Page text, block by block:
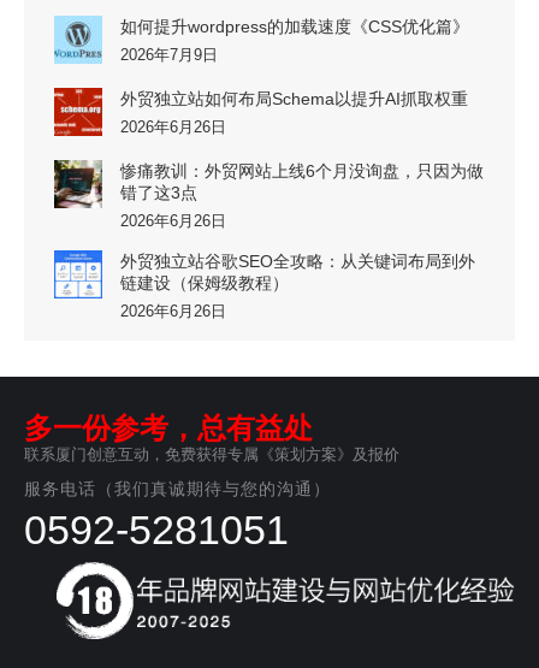
如何提升wordpress的加载速度《CSS优化篇》
2026年7月9日
外贸独立站如何布局Schema以提升AI抓取权重
2026年6月26日
惨痛教训：外贸网站上线6个月没询盘，只因为做
错了这3点
2026年6月26日
外贸独立站谷歌SEO全攻略：从关键词布局到外
链建设（保姆级教程）
2026年6月26日
多一份参考，总有益处
联系厦门创意互动，免费获得专属《策划方案》及报价
服务电话（我们真诚期待与您的沟通）
0592-5281051